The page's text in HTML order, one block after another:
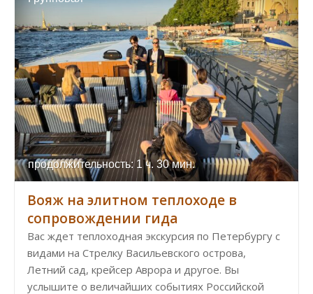
продолжительность: 1 ч. 30 мин.
Вояж на элитном теплоходе в
сопровождении гида
Вас ждет теплоходная экскурсия по Петербургу с
видами на Стрелку Васильевского острова,
Летний сад, крейсер Аврора и другое. Вы
услышите о величайших событиях Российской